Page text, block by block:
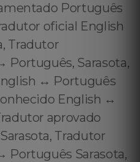
Português
oficial English
Tradutor
Português, Sarasota,
↔️ Português
English ↔️
aprovado
Tradutor
Português Sarasota,